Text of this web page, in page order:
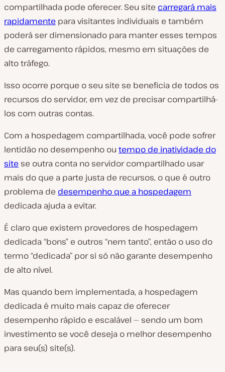
compartilhada pode oferecer. Seu site carregará mais
rapidamente para visitantes individuais e também
poderá ser dimensionado para manter esses tempos
de carregamento rápidos, mesmo em situações de
alto tráfego.
Isso ocorre porque o seu site se beneficia de todos os
recursos do servidor, em vez de precisar compartilhá-
los com outras contas.
Com a hospedagem compartilhada, você pode sofrer
lentidão no desempenho ou tempo de inatividade do
site se outra conta no servidor compartilhado usar
mais do que a parte justa de recursos, o que é outro
problema de desempenho que a hospedagem
dedicada ajuda a evitar.
É claro que existem provedores de hospedagem
dedicada “bons” e outros “nem tanto”, então o uso do
termo “dedicada” por si só não garante desempenho
de alto nível.
Mas quando bem implementada, a hospedagem
dedicada é muito mais capaz de oferecer
desempenho rápido e escalável — sendo um bom
investimento se você deseja o melhor desempenho
para seu(s) site(s).